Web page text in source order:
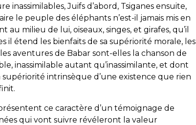
inassimilables, Juifs d’abord, Tsiganes ensuite,
le peuple des éléphants n’est-il jamais mis en
au milieu de lui, oiseaux, singes, et girafes, qu’il
il étend les bienfaits de sa supériorité morale, les
aventures de Babar sont-elles la chanson de
inassimilable autant qu’inassimilante, et dont
supériorité intrinsèque d’une existence que rien
ce caractère d’un témoignage de
qui vont suivre révéleront la valeur